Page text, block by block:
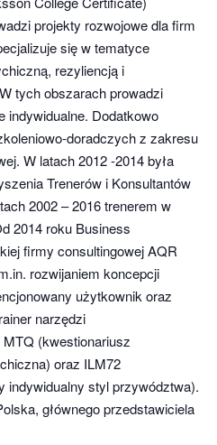
projekty rozwojowe dla firm
się w tematyce
rezyliencją i
tych obszarach prowadzi
indywidualne. Dodatkowo
doradczych z zakresu
W latach 2012 -2014 była
Trenerów i Konsultantów
2002 – 2016 trenerem w
2014 roku Business
firmy consultingowej AQR
rozwijaniem koncepcji
użytkownik oraz
narzędzi
(kwestionariusz
oraz ILM72
indywidualny styl przywództwa).
głównego przedstawiciela